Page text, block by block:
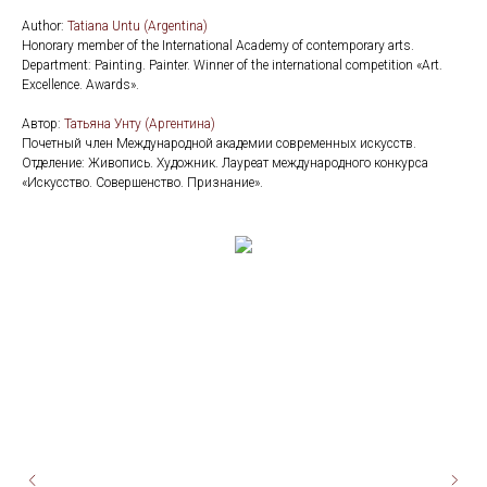
Author: Tatiana Untu (Argentina)
Honorary member of the International Academy of contemporary arts.
Department: Painting. Painter. Winner of the international competition «Art.
Excellence. Awards».
Автор: Татьяна Унту (Аргентина)
Почетный член Международной академии современных искусств.
Отделение: Живопись. Художник. Лауреат международного конкурса
«Искусство. Совершенство. Признание».